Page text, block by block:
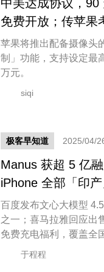
中美达成协议，
免费开放；传苹果
苹果将推出配备摄像头
制」功能，支持设定最
万元。
siqi
极客早知道 2025/04/
Manus 获超 5 亿
iPhone 全部「印
应
百度发布文心大模型
之一；喜马拉雅回应出
免费充电福利，覆盖全
于程程